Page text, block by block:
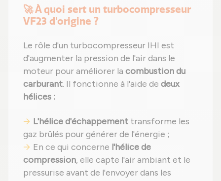
🚀 À quoi sert un turbocompresseur
VF23 d'origine ?
Le rôle d'un turbocompresseur IHI est
d'augmenter la pression de l'air dans le
moteur pour améliorer la combustion du
carburant. Il fonctionne à l'aide de deux
hélices :
L'hélice d'échappement transforme les
gaz brûlés pour générer de l'énergie ;
En ce qui concerne l'hélice de
compression, elle capte l'air ambiant et le
pressurise avant de l'envoyer dans les